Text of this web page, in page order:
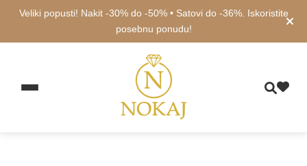
Veliki popusti! Nakit -30% do -50% • Satovi do -36%. Iskoristite
posebnu ponudu!